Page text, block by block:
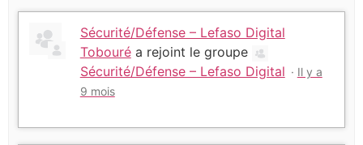
Sécurité/Défense – Lefaso Digital
Tobouréa rejoint le groupe
Sécurité/Défense – Lefaso Digital
Il y a
9 mois